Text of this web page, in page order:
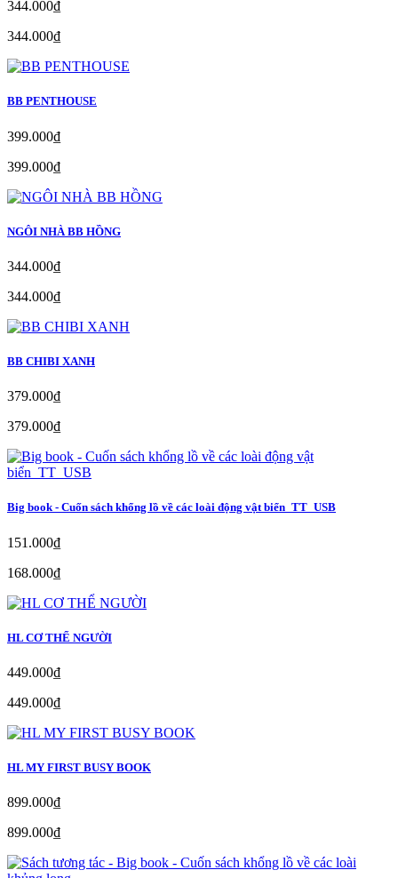
344.000₫
344.000₫
BB PENTHOUSE
399.000₫
399.000₫
NGÔI NHÀ BB HỒNG
344.000₫
344.000₫
BB CHIBI XANH
379.000₫
379.000₫
Big book - Cuốn sách khổng lồ về các loài động vật biển_TT_USB
151.000₫
168.000₫
HL CƠ THỂ NGƯỜI
449.000₫
449.000₫
HL MY FIRST BUSY BOOK
899.000₫
899.000₫